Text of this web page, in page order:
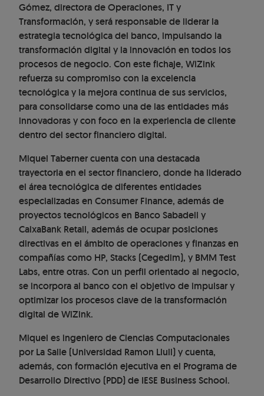
Gómez, directora de Operaciones, IT y
Transformación, y será responsable de liderar la
estrategia tecnológica del banco, impulsando la
transformación digital y la innovación en todos los
procesos de negocio. Con este fichaje, WiZink
refuerza su compromiso con la excelencia
tecnológica y la mejora continua de sus servicios,
para consolidarse como una de las entidades más
innovadoras y con foco en la experiencia de cliente
dentro del sector financiero digital.
Miquel Taberner cuenta con una destacada
trayectoria en el sector financiero, donde ha liderado
el área tecnológica de diferentes entidades
especializadas en Consumer Finance, además de
proyectos tecnológicos en Banco Sabadell y
CaixaBank Retail, además de ocupar posiciones
directivas en el ámbito de operaciones y finanzas en
compañías como HP, Stacks (Cegedim), y BMM Test
Labs, entre otras. Con un perfil orientado al negocio,
se incorpora al banco con el objetivo de impulsar y
optimizar los procesos clave de la transformación
digital de WiZink.
Miquel es ingeniero de Ciencias Computacionales
por La Salle (Universidad Ramon Llull) y cuenta,
además, con formación ejecutiva en el Programa de
Desarrollo Directivo (PDD) de IESE Business School.